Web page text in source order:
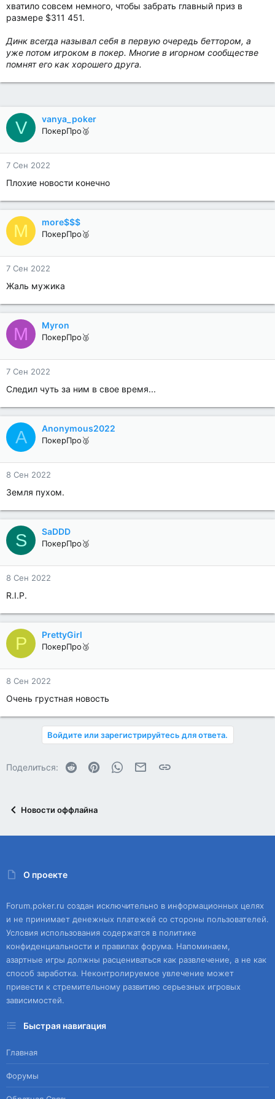
хватило совсем немного, чтобы забрать главный приз в
размере $311 451.
Динк всегда называл себя в первую очередь беттором, а
уже потом игроком в покер. Многие в игорном сообществе
помнят его как хорошего друга.
V vanya_poker
ПокерПро🥈
7 Сен 2022
Плохие новости конечно
M more$$$
ПокерПро🥈
7 Сен 2022
Жаль мужика
M Myron
ПокерПро🥈
7 Сен 2022
Следил чуть за ним в свое время...
A Anonymous2022
ПокерПро🥈
8 Сен 2022
Земля пухом.
S SaDDD
ПокерПро🥉
8 Сен 2022
R.I.P.
P PrettyGirl
ПокерПро🥉
8 Сен 2022
Очень грустная новость
Войдите или зарегистрируйтесь для ответа.
Поделиться: Reddit PinterestWhatsAppЭлектронная почта
Ссылка
Новости оффлайна
О проекте
Forum.poker.ru создан исключительно в информационных целях
и не принимает денежных платежей со стороны пользователей.
Условия использования содержатся в политике
конфиденциальности и правилах форума. Напоминаем,
азартные игры должны расцениваться как развлечение, а не как
способ заработка. Неконтролируемое увлечение может
привести к стремительному развитию серьезных игровых
зависимостей.
Быстрая навигация
Главная
Форумы